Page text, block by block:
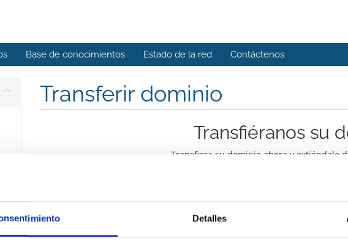
Detalles
Base de conocimientos Estado de la red Contáctenos
Transferir dominio
Transfiéranos su
Transfiera su dominio ahora y extiéndalo
Nombre del dominio